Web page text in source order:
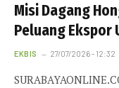
Misi Dagang
Peluang Ekspor
EKBIS 27/07/2026 - 12:32